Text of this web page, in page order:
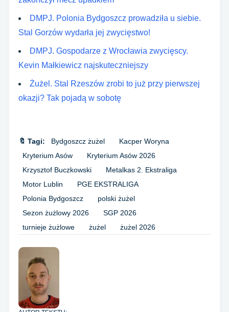
DMPJ. Polonia Bydgoszcz prowadziła u siebie.
Stal Gorzów wydarła jej zwycięstwo!
DMPJ. Gospodarze z Wrocławia zwycięscy.
Kevin Małkiewicz najskuteczniejszy
Żużel. Stal Rzeszów zrobi to już przy pierwszej
okazji? Tak pojadą w sobotę
🔖 Tagi: Bydgoszcz żużel
Kacper Woryna
Kryterium Asów
Kryterium Asów 2026
Krzysztof Buczkowski
Metalkas 2. Ekstraliga
Motor Lublin
PGE EKSTRALIGA
Polonia Bydgoszcz
polski żużel
Sezon żużlowy 2026
SGP 2026
turnieje żużlowe
żużel żużel 2026